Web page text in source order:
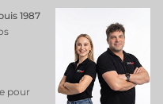
1987
pour